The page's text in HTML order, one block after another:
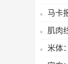
马卡
肌肉
米体